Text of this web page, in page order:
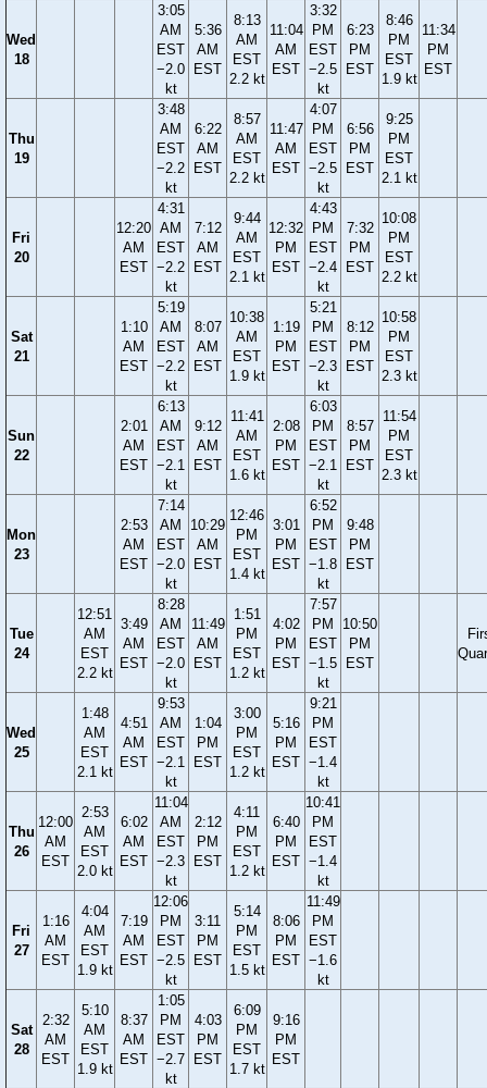
Wed
18
3:05
AM
EST
−2.0
kt
5:36
AM
EST
8:13
AM
EST
2.2 kt
11:04
AM
EST
3:32
PM
EST
−2.5
kt
6:23
PM
EST
8:46
PM
EST
1.9 kt
11:34
PM
EST
Thu
19
3:48
AM
EST
−2.2
kt
6:22
AM
EST
8:57
AM
EST
2.2 kt
11:47
AM
EST
4:07
PM
EST
−2.5
kt
6:56
PM
EST
9:25
PM
EST
2.1 kt
Fri
20
12:20
AM
EST
4:31
AM
EST
−2.2
kt
7:12
AM
EST
9:44
AM
EST
2.1 kt
12:32
PM
EST
4:43
PM
EST
−2.4
kt
7:32
PM
EST
10:08
PM
EST
2.2 kt
Sat
21
1:10
AM
EST
5:19
AM
EST
−2.2
kt
8:07
AM
EST
10:38
AM
EST
1.9 kt
1:19
PM
EST
5:21
PM
EST
−2.3
kt
8:12
PM
EST
10:58
PM
EST
2.3 kt
Sun
22
2:01
AM
EST
6:13
AM
EST
−2.1
kt
9:12
AM
EST
11:41
AM
EST
1.6 kt
2:08
PM
EST
6:03
PM
EST
−2.1
kt
8:57
PM
EST
11:54
PM
EST
2.3 kt
Mon
23
2:53
AM
EST
7:14
AM
EST
−2.0
kt
10:29
AM
EST
12:46
PM
EST
1.4 kt
3:01
PM
EST
6:52
PM
EST
−1.8
kt
9:48
PM
EST
Tue
24
12:51
AM
EST
2.2 kt
3:49
AM
EST
8:28
AM
EST
−2.0
kt
11:49
AM
EST
1:51
PM
EST
1.2 kt
4:02
PM
EST
7:57
PM
EST
−1.5
kt
10:50
PM
EST
Wed
25
1:48
AM
EST
2.1 kt
4:51
AM
EST
9:53
AM
EST
−2.1
kt
1:04
PM
EST
3:00
PM
EST
1.2 kt
5:16
PM
EST
9:21
PM
EST
−1.4
kt
Thu
26
12:00
AM
EST
2:53
AM
EST
2.0 kt
6:02
AM
EST
11:04
AM
EST
−2.3
kt
2:12
PM
EST
4:11
PM
EST
1.2 kt
6:40
PM
EST
10:41
PM
EST
−1.4
kt
Fri
27
1:16
AM
EST
4:04
AM
EST
1.9 kt
7:19
AM
EST
12:06
PM
EST
−2.5
kt
3:11
PM
EST
5:14
PM
EST
1.5 kt
8:06
PM
EST
11:49
PM
EST
−1.6
kt
Sat
28
2:32
AM
EST
5:10
AM
EST
1.9 kt
8:37
AM
EST
1:05
PM
EST
−2.7
kt
4:03
PM
EST
6:09
PM
EST
1.7 kt
9:16
PM
EST